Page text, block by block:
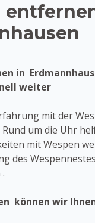
in
weiter
mit der
um die Uhr
mit Wespen
des
können wir